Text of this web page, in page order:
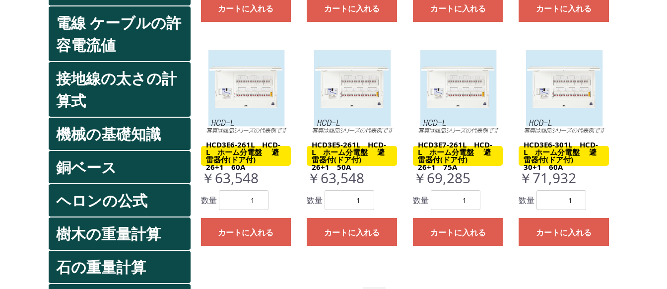
電線 ケーブルの許
容電流値
接地線の太さの計
算式
機械の基礎知識
銅ベース
ヘロンの公式
樹木の重量計算
石の重量計算
カートに入れる カートに入れる カートに入れる カートに入れる
HCD3E6-261L HCD-
L ホーム分電盤 避
雷器付(ドア付)
26+1 60A
￥63,548
数量
カートに入れる
HCD3E5-261L HCD-
L ホーム分電盤 避
雷器付(ドア付)
26+1 50A
￥63,548
数量
カートに入れる
HCD3E7-261L HCD-
L ホーム分電盤 避
雷器付(ドア付)
26+1 75A
￥69,285
数量
カートに入れる
HCD3E6-301L HCD-
L ホーム分電盤 避
雷器付(ドア付)
30+1 60A
￥71,932
数量
カートに入れる